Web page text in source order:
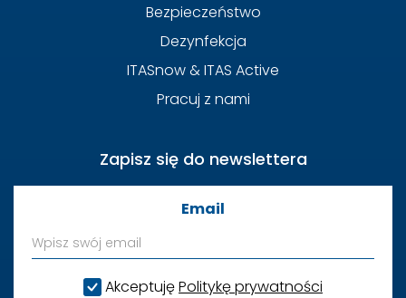
Bezpieczeństwo
Dezynfekcja
ITASnow & ITAS Active
Pracuj z nami
Zapisz się do newslettera
Email
AkceptujęPolitykę prywatności